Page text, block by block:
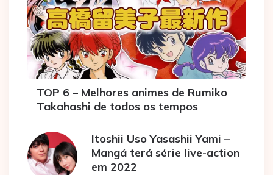
TOP 6 – Melhores animes de Rumiko
Takahashi de todos os tempos
Itoshii Uso Yasashii Yami –
Mangá terá série live-action
em 2022